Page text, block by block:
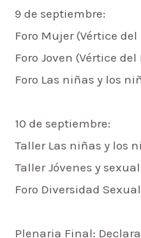
9 de septiembre:
Foro Mujer (Vértice
Foro Joven (Vértice
Foro Las niñas y los
10 de septiembre:
Taller Las niñas y los
Taller Jóvenes y
Foro Diversidad
Plenaria Final: